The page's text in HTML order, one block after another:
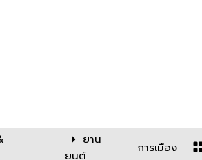
ยาน
ยนต์
การเมือง